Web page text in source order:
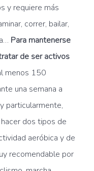
y requiere más
correr, bailar,
Para mantenerse
de ser activos
menos 150
una semana a
particularmente,
dos tipos de
aeróbica y de
recomendable por